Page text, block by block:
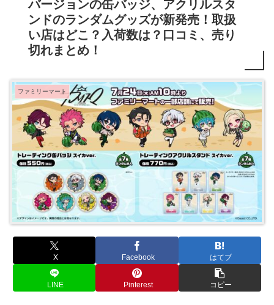
バージョンの缶バッジ、アクリルスタ
ンドのランダムグッズが新発売！取扱
い店はどこ？入荷数は？口コミ、売り
切れまとめ！
ファミリーマート
X Facebook はてブ
LINE Pinterest コピー